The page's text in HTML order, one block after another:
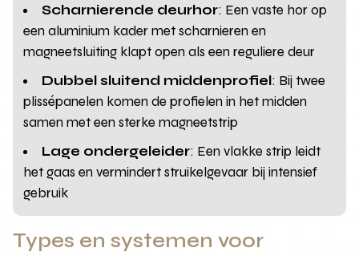
Scharnierende deurhor: Een vaste hor op
een aluminium kader met scharnieren en
magneetsluiting klapt open als een reguliere deur
Dubbel sluitend middenprofiel: Bij twee
plissépanelen komen de profielen in het midden
samen met een sterke magneetstrip
Lage ondergeleider: Een vlakke strip leidt
het gaas en vermindert struikelgevaar bij intensief
gebruik
Types en systemen voor